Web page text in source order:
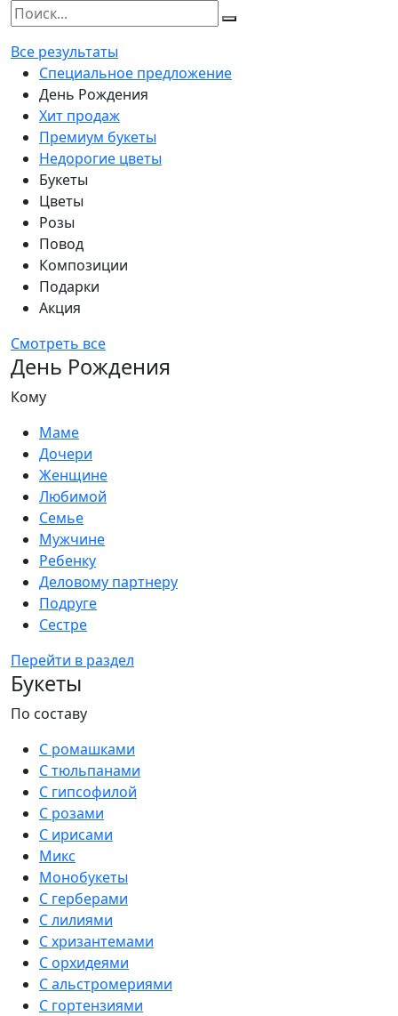
Все результаты
Специальное предложение
День Рождения
Хит продаж
Премиум букеты
Недорогие цветы
Букеты
Цветы
Розы
Повод
Композиции
Подарки
Акция
Смотреть все
День Рождения
Кому
Маме
Дочери
Женщине
Любимой
Семье
Мужчине
Ребенку
Деловому партнеру
Подруге
Сестре
Перейти в раздел
Букеты
По составу
С ромашками
С тюльпанами
С гипсофилой
С розами
С ирисами
Микс
Монобукеты
С герберами
С лилиями
С хризантемами
С орхидеями
С альстромериями
С гортензиями